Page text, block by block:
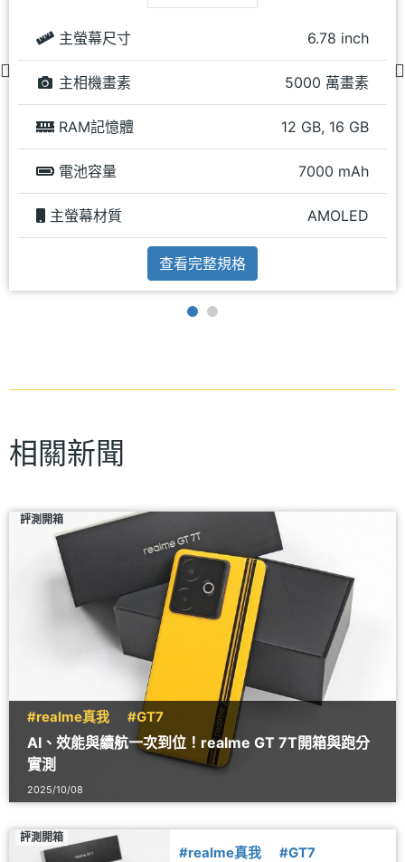
主螢幕尺寸 6.78 inch
主相機畫素 5000 萬畫素
RAM記憶體 12 GB, 16 GB
電池容量 7000 mAh
主螢幕材質 AMOLED
查看完整規格
相關新聞
評測開箱
#realme真我 #GT7
AI、效能與續航一次到位！realme GT 7T開箱與跑分
實測
2025/10/08
評測開箱
#realme真我 #GT7